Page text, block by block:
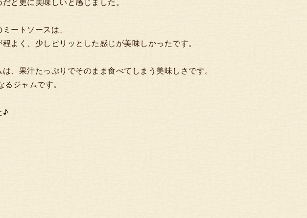
ートソースは、
程よく、少しピリッとした感じが美味しかったです。
、果汁たっぷりでそのまま食べてしまう美味しさです。
ジャムです。
♪